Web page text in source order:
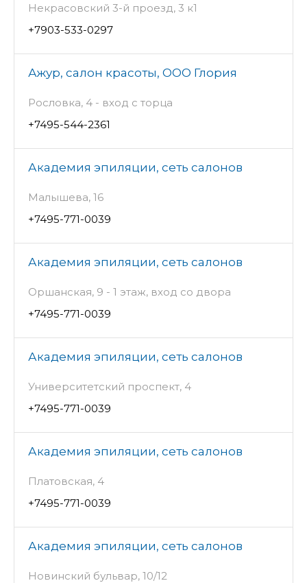
Некрасовский 3-й проезд, 3 к1
+7903-533-0297
Ажур, салон красоты, ООО Глория
Рословка, 4 - вход с торца
+7495-544-2361
Академия эпиляции, сеть салонов
Малышева, 16
+7495-771-0039
Академия эпиляции, сеть салонов
Оршанская, 9 - 1 этаж, вход со двора
+7495-771-0039
Академия эпиляции, сеть салонов
Университетский проспект, 4
+7495-771-0039
Академия эпиляции, сеть салонов
Платовская, 4
+7495-771-0039
Академия эпиляции, сеть салонов
Новинский бульвар, 10/12